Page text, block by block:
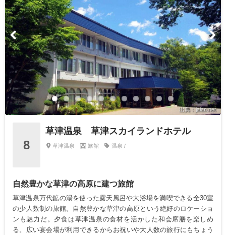
出典：jalan.net
8
草津温泉 草津スカイランドホテル
草津温泉 旅館 温泉 /
自然豊かな草津の高原に建つ旅館
草津温泉万代鉱の湯を使った露天風呂や大浴場を満喫できる全30室
の少人数制の旅館。自然豊かな草津の高原という絶好のロケーショ
ンも魅力だ。夕食は草津温泉の食材を活かした和会席膳を楽しめ
る。広い宴会場が利用できるからお祝いや大人数の旅行にもちょう